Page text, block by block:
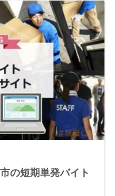
の短期単発バイト